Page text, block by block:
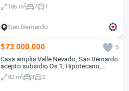
186 m2 7 1
San Bernardo
$73.000.000
5
Casa amplia Valle Nevado, San Bernardo
acepto subsidio Ds 1, Hipotecario,
Leasing
82 m2 3 2